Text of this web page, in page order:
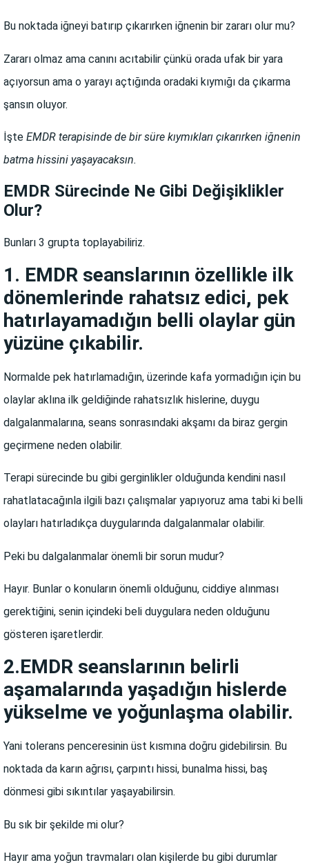
Bu noktada iğneyi batırıp çıkarırken iğnenin bir zararı olur mu?
Zararı olmaz ama canını acıtabilir çünkü orada ufak bir yara
açıyorsun ama o yarayı açtığında oradaki kıymığı da çıkarma
şansın oluyor.
İşte EMDR terapisinde de bir süre kıymıkları çıkarırken iğnenin
batma hissini yaşayacaksın.
EMDR Sürecinde Ne Gibi Değişiklikler
Olur?
Bunları 3 grupta toplayabiliriz.
1. EMDR seanslarının özellikle ilk
dönemlerinde rahatsız edici, pek
hatırlayamadığın belli olaylar gün
yüzüne çıkabilir.
Normalde pek hatırlamadığın, üzerinde kafa yormadığın için bu
olaylar aklına ilk geldiğinde rahatsızlık hislerine, duygu
dalgalanmalarına, seans sonrasındaki akşamı da biraz gergin
geçirmene neden olabilir.
Terapi sürecinde bu gibi gerginlikler olduğunda kendini nasıl
rahatlatacağınla ilgili bazı çalışmalar yapıyoruz ama tabi ki belli
olayları hatırladıkça duygularında dalgalanmalar olabilir.
Peki bu dalgalanmalar önemli bir sorun mudur?
Hayır. Bunlar o konuların önemli olduğunu, ciddiye alınması
gerektiğini, senin içindeki beli duygulara neden olduğunu
gösteren işaretlerdir.
2.EMDR seanslarının belirli
aşamalarında yaşadığın hislerde
yükselme ve yoğunlaşma olabilir.
Yani tolerans penceresinin üst kısmına doğru gidebilirsin. Bu
noktada da karın ağrısı, çarpıntı hissi, bunalma hissi, baş
dönmesi gibi sıkıntılar yaşayabilirsin.
Bu sık bir şekilde mi olur?
Hayır ama yoğun travmaları olan kişilerde bu gibi durumlar